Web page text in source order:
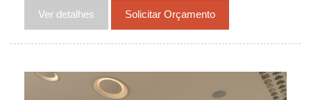
Ver detalhes Solicitar Orçamento